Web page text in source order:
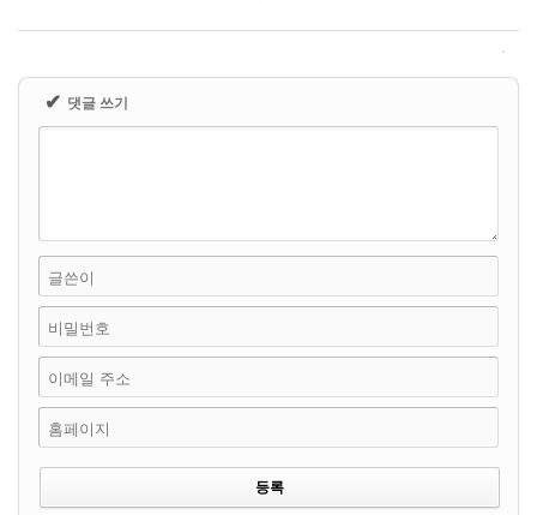
✔ 댓글 쓰기
글쓴이
비밀번호
이메일 주소
홈페이지